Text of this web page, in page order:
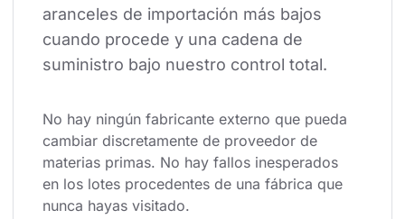
aranceles de importación más bajos
cuando procede y una cadena de
suministro bajo nuestro control total.
No hay ningún fabricante externo que pueda
cambiar discretamente de proveedor de
materias primas. No hay fallos inesperados
en los lotes procedentes de una fábrica que
nunca hayas visitado.